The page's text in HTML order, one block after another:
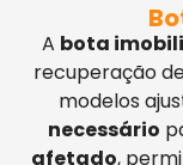
A bota
recuperação
modelos
necessário
afetado,